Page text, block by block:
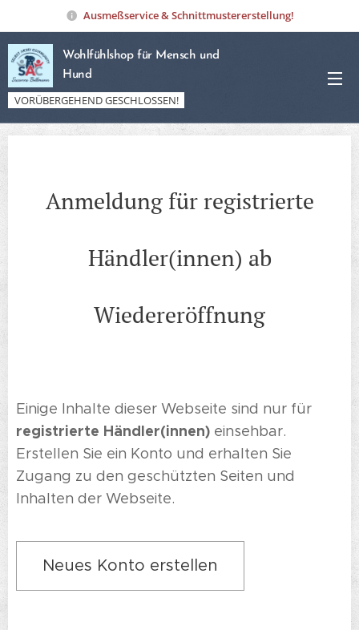
Ausmeßservice & Schnittmustererstellung!
Wohlfühlshop für Mensch und
Hund
VORÜBERGEHEND GESCHLOSSEN!
Anmeldung für registrierte
Händler(innen) ab
Wiedereröffnung
Einige Inhalte dieser Webseite sind nur für
registrierte Händler(innen) einsehbar.
Erstellen Sie ein Konto und erhalten Sie
Zugang zu den geschützten Seiten und
Inhalten der Webseite.
Neues Konto erstellen